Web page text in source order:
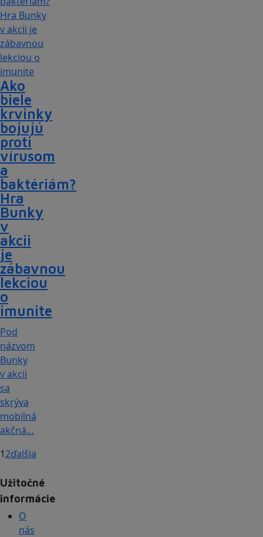
Ako
biele
krvinky
bojujú
proti
vírusom
a
baktériám?
Hra
Bunky
v
akcii
je
zábavnou
lekciou
o
imunite
Pod
názvom
Bunky
v akcii
sa
skrýva
mobilná
akčná…
12ďalšia
Užitočné
informácie
O
nás